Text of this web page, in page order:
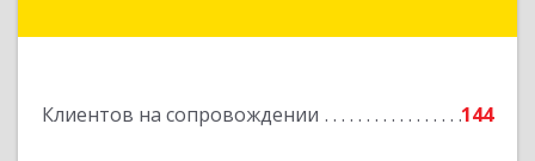
Клиентов на сопровождении 144